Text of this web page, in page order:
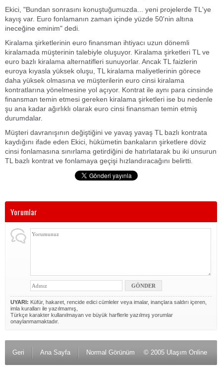
Ekici, "Bundan sonrasını konuştuğumuzda... yeni projelerde TL'ye
kayış var. Euro fonlamanın zaman içinde yüzde 50'nin altına
ineceğine eminim" dedi.
Kiralama şirketlerinin euro finansman ihtiyacı uzun dönemli
kiralamada müşterinin talebiyle oluşuyor. Kiralama şirketleri TL ve
euro bazlı kiralama alternatifleri sunuyorlar. Ancak TL faizlerin
euroya kıyasla yüksek oluşu, TL kiralama maliyetlerinin görece
daha yüksek olmasına ve müşterilerin euro cinsi kiralama
kontratlarına yönelmesine yol açıyor. Kontrat ile aynı para cinsinde
finansman temin etmesi gereken kiralama şirketleri ise bu nedenle
şu ana kadar ağırlıklı olarak euro cinsi finansman temin etmiş
durumdalar.
Müşteri davranışının değiştiğini ve yavaş yavaş TL bazlı kontrata
kaydığını ifade eden Ekici, hükümetin bankaların şirketlere döviz
cinsi fonlamasına sınırlama getirdiğini de hatırlatarak bu iki unsurun
TL bazlı kontrat ve fonlamaya geçişi hızlandıracağını belirtti.
Yorumlar
UYARI: Küfür, hakaret, rencide edici cümleler veya imalar, inançlara saldırı içeren,
imla kuralları ile yazılmamış,
Türkçe karakter kullanılmayan ve büyük harflerle yazılmış yorumlar
onaylanmamaktadır.
Geri Ana Sayfa Normal Görünüm © 2005 Ulaşım Online